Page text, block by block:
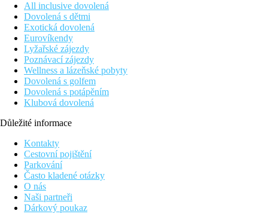
All inclusive dovolená
Dovolená s dětmi
Exotická dovolená
Eurovíkendy
Lyžařské zájezdy
Poznávací zájezdy
Wellness a lázeňské pobyty
Dovolená s golfem
Dovolená s potápěním
Klubová dovolená
Důležité informace
Kontakty
Cestovní pojištění
Parkování
Často kladené otázky
O nás
Naši partneři
Dárkový poukaz